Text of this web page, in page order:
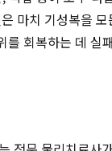
마치 기성복을
회복하는 데